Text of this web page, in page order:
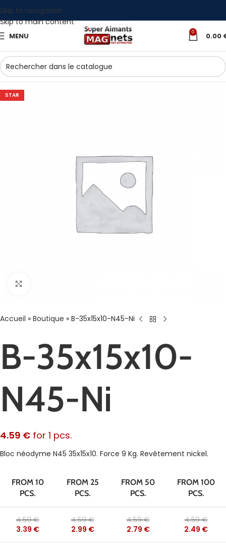
Skip to navigation
Skip to main content
MENU 0 0.00
STAR
Accueil » Boutique » B-35x15x10-N45-Ni
B-35x15x10-
N45-Ni
4.59 € for 1 pcs.
Bloc néodyme N45 35x15x10. Force 9 Kg. Revêtement nickel.
FROM 10
PCS.
FROM 25
PCS.
FROM 50
PCS.
FROM 100
PCS.
4.59€
3.39 €
4.59€
2.99 €
4.59€
2.79 €
4.59€
2.49 €